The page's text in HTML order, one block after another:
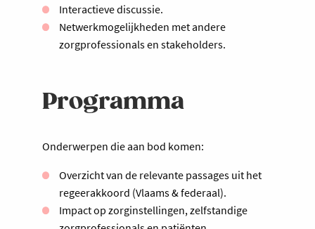
Interactieve discussie.
Netwerkmogelijkheden met andere
zorgprofessionals en stakeholders.
Programma
Onderwerpen die aan bod komen:
Overzicht van de relevante passages uit het
regeerakkoord (Vlaams & federaal).
Impact op zorginstellingen, zelfstandige